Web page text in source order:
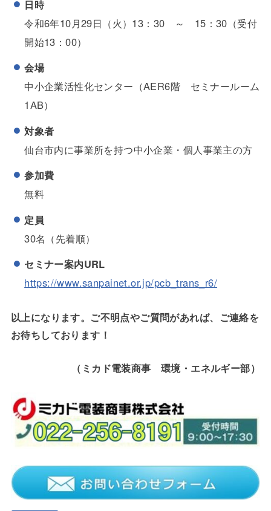
日時
令和6年10月29日（火）13：30 ～ 15：30（受付
開始13：00）
会場
中小企業活性化センター（AER6階 セミナールーム
1AB）
対象者
仙台市内に事業所を持つ中小企業・個人事業主の方
参加費
無料
定員
30名（先着順）
セミナー案内URL
https://www.sanpainet.or.jp/pcb_trans_r6/
以上になります。ご不明点やご質問があれば、ご連絡を
お待ちしております！
（ミカド電装商事 環境・エネルギー部）